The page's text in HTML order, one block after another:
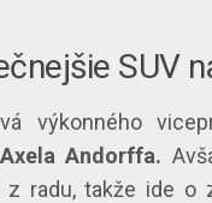
SUV
výkonného
Axela Andorffa.
z radu, takže ide o